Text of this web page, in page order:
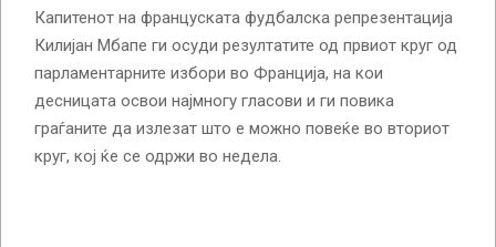
Капитенот на француската фудбалска репрезентација
Килијан Мбапе ги осуди резултатите од првиот круг од
парламентарните избори во Франција, на кои
десницата освои најмногу гласови и ги повика
граѓаните да излезат што е можно повеќе во вториот
круг, кој ќе се одржи во недела.